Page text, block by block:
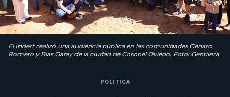
El Indert realizó una audiencia pública en las comunidades Genaro
Romero y Blas Garay de la ciudad de Coronel Oviedo. Foto: Gentileza
POLÍTICA